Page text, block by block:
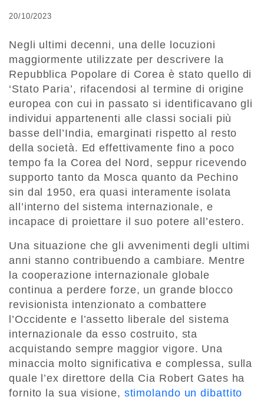
20/10/2023
Negli ultimi decenni, una delle locuzioni
maggiormente utilizzate per descrivere la
Repubblica Popolare di Corea è stato quello di
‘Stato Paria’, rifacendosi al termine di origine
europea con cui in passato si identificavano gli
individui appartenenti alle classi sociali più
basse dell’India, emarginati rispetto al resto
della società. Ed effettivamente fino a poco
tempo fa la Corea del Nord, seppur ricevendo
supporto tanto da Mosca quanto da Pechino
sin dal 1950, era quasi interamente isolata
all’interno del sistema internazionale, e
incapace di proiettare il suo potere all’estero.
Una situazione che gli avvenimenti degli ultimi
anni stanno contribuendo a cambiare. Mentre
la cooperazione internazionale globale
continua a perdere forze, un grande blocco
revisionista intenzionato a combattere
l’Occidente e l’assetto liberale del sistema
internazionale da esso costruito, sta
acquistando sempre maggior vigore. Una
minaccia molto significativa e complessa, sulla
quale l’ex direttore della Cia Robert Gates ha
fornito la sua visione, stimolando un dibattito